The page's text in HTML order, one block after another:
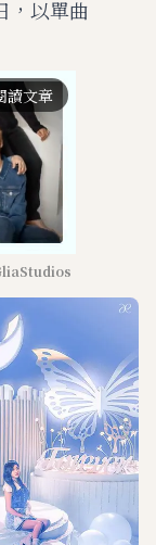
，以單曲
讀文章
M
u
e